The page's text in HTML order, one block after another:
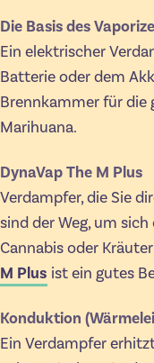
Die Basis des
Ein elektrischer
Batterie oder dem
Brennkammer für die
Marihuana.
DynaVap The M Plus
Verdampfer, die Sie
sind der Weg, um
Cannabis oder
M Plus ist ein gutes
Konduktion
Ein Verdampfer